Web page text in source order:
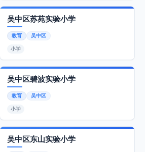
吴中区苏苑实验小学
教育 吴中区
小学
吴中区碧波实验小学
教育 吴中区
小学
吴中区东山实验小学